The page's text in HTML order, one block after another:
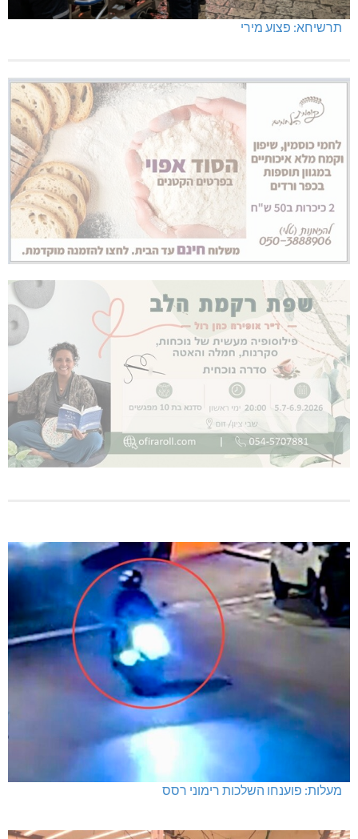
תרשיחא: פצוע מירי
מעלות: פוענחו השלכות רימוני רסס